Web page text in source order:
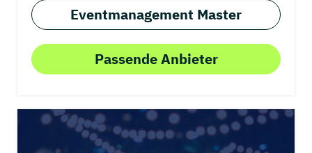
Eventmanagement Master
Passende Anbieter